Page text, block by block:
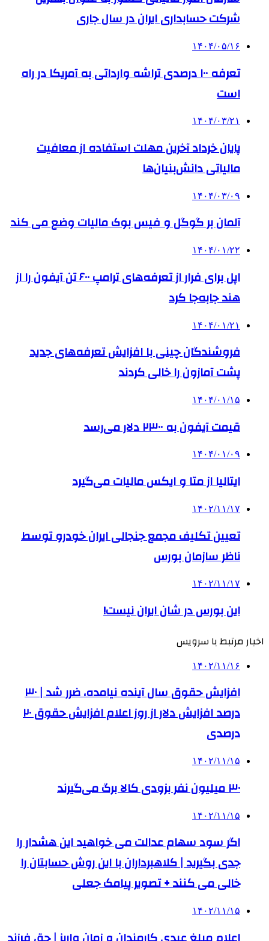
شرکت حسابداری ایران در سال جاری
۱۴۰۴/۰۵/۱۶
تعرفه ۱۰۰ درصدی تراشه وارداتی به آمریکا در راه
است
۱۴۰۴/۰۳/۲۱
پایان خرداد آخرین مهلت استفاده از معافیت
مالیاتی دانش‌بنیان‌ها
۱۴۰۴/۰۳/۰۹
آلمان بر گوگل و فیس بوک مالیات وضع می کند
۱۴۰۴/۰۱/۲۲
اپل برای فرار از تعرفه‌های ترامپ ۶۰۰ تن آیفون را از
هند جابه‌جا کرد
۱۴۰۴/۰۱/۲۱
فروشندگان چینی با افزایش تعرفه‌های جدید
پشت آمازون را خالی کردند
۱۴۰۴/۰۱/۱۵
قیمت آیفون به ۲۳۰۰ دلار می‌رسد
۱۴۰۴/۰۱/۰۹
ایتالیا از متا و ایکس مالیات می‌گیرد
۱۴۰۲/۱۱/۱۷
تعیین تکلیف مجمع جنجالی ایران خودرو توسط
ناظر سازمان بورس
۱۴۰۲/۱۱/۱۷
این بورس در شان ایران نیست!
اخبار مرتبط با سرویس
۱۴۰۲/۱۱/۱۶
افزایش حقوق سال آینده نیامده، ضرر شد | ۳۰
درصد افزایش دلار از روز اعلام افزایش حقوق ۲۰
درصدی
۱۴۰۲/۱۱/۱۵
۳۰ میلیون نفر بزودی کالا برگ می‌گیرند
۱۴۰۲/۱۱/۱۵
اگر سود سهام عدالت می خواهید این هشدار را
جدی بگیرید | کلاهبرداران با این روش حسابتان را
خالی می کنند + تصویر پیامک جعلی
۱۴۰۲/۱۱/۱۵